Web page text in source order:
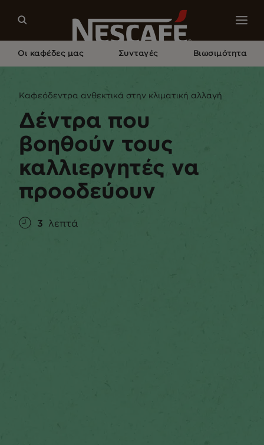
Οι καφέδες μας Συνταγές Βιωσιμότητα
Δέντρα Που Βοηθούν Τους Καλλιεργητές Να
Προοδεύουν
Καφεόδεντρα ανθεκτικά στην κλιματική αλλαγή
Δέντρα που
βοηθούν τους
καλλιεργητές να
προοδεύουν
3 λεπτά